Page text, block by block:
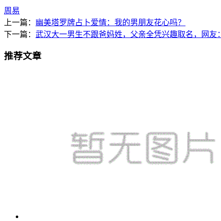
周易
上一篇：
幽美塔罗牌占卜爱情：我的男朋友花心吗？
下一篇： 武汉大一男生不跟爸妈姓，父亲全凭兴趣取名，网友
推荐文章